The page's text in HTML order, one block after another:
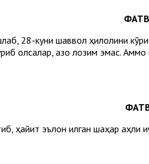
28-куни шаввол ҳилолини
қолсалар, қазо лозим эмас.
ҳайит эълон қилган шаҳар